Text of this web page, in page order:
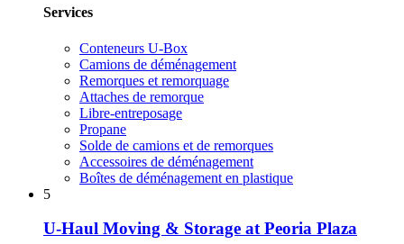
Services
Conteneurs U-Box
Camions de déménagement
Remorques et remorquage
Attaches de remorque
Libre-entreposage
Propane
Solde de camions et de remorques
Accessoires de déménagement
Boîtes de déménagement en plastique
5
U-Haul Moving & Storage at Peoria Plaza